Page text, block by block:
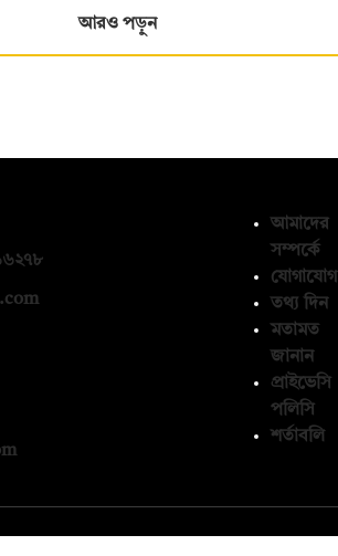
আরও পড়ুন
আমাদের
সম্পর্কে
যোগাযোগ
তথ্য দিন
মতামত
জানান
প্রাইভেসি
পলিসি
শর্তাবলি
2026, দ্য ডেইলি ক্যাম্পাস লিমিটেড